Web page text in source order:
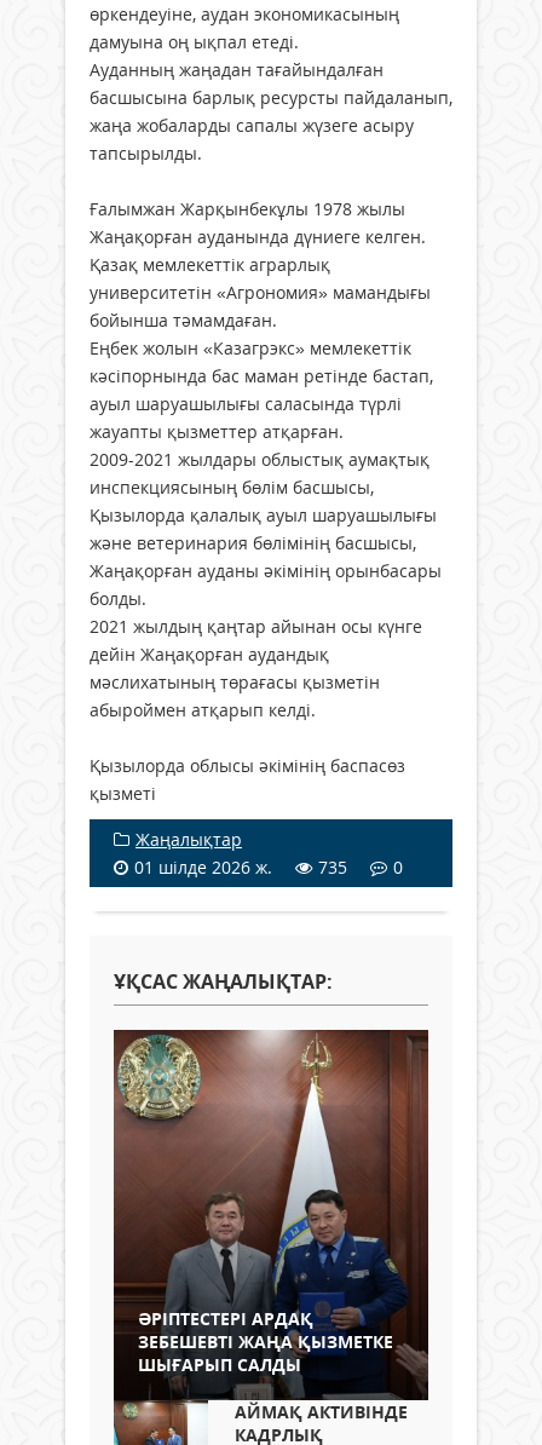
өркендеуіне, аудан экономикасының
дамуына оң ықпал етеді.
Ауданның жаңадан тағайындалған
басшысына барлық ресурсты пайдаланып,
жаңа жобаларды сапалы жүзеге асыру
тапсырылды.
Ғалымжан Жарқынбекұлы 1978 жылы
Жаңақорған ауданында дүниеге келген.
Қазақ мемлекеттік аграрлық
университетін «Агрономия» мамандығы
бойынша тәмамдаған.
Еңбек жолын «Казагрэкс» мемлекеттік
кәсіпорнында бас маман ретінде бастап,
ауыл шаруашылығы саласында түрлі
жауапты қызметтер атқарған.
2009-2021 жылдары облыстық аумақтық
инспекциясының бөлім басшысы,
Қызылорда қалалық ауыл шаруашылығы
және ветеринария бөлімінің басшысы,
Жаңақорған ауданы әкімінің орынбасары
болды.
2021 жылдың қаңтар айынан осы күнге
дейін Жаңақорған аудандық
мәслихатының төрағасы қызметін
абыроймен атқарып келді.
Қызылорда облысы әкімінің баспасөз
қызметі
Жаңалықтар
01 шілде 2026 ж.
735 0
ҰҚСАС ЖАҢАЛЫҚТАР:
ӘРІПТЕСТЕРІ АРДАҚ
ЗЕБЕШЕВТІ ЖАҢА ҚЫЗМЕТКЕ
ШЫҒАРЫП САЛДЫ
АЙМАҚ АКТИВІНДЕ
КАДРЛЫҚ